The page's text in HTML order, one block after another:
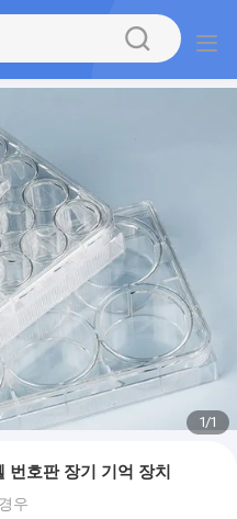
1/1
호판 장기 기억 장치
우